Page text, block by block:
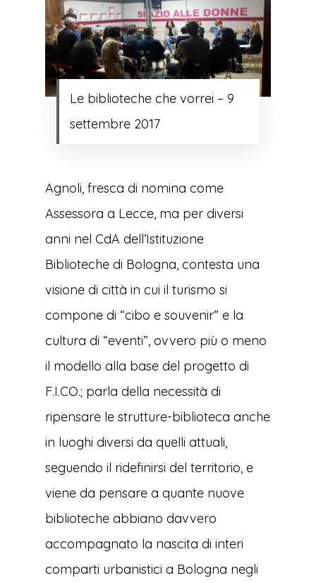
Le biblioteche che vorrei – 9
settembre 2017
Agnoli, fresca di nomina come
Assessora a Lecce, ma per diversi
anni nel CdA dell’Istituzione
Biblioteche di Bologna, contesta una
visione di città in cui il turismo si
compone di “cibo e souvenir” e la
cultura di “eventi”, ovvero più o meno
il modello alla base del progetto di
F.I.CO.; parla della necessità di
ripensare le strutture-biblioteca anche
in luoghi diversi da quelli attuali,
seguendo il ridefinirsi del territorio, e
viene da pensare a quante nuove
biblioteche abbiano davvero
accompagnato la nascita di interi
comparti urbanistici a Bologna negli